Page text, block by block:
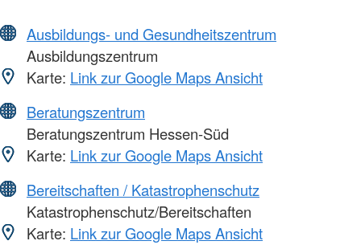
Ausbildungs- und Gesundheitszentrum
Ausbildungszentrum
Karte: Link zur Google Maps Ansicht
Beratungszentrum
Beratungszentrum Hessen-Süd
Karte: Link zur Google Maps Ansicht
Bereitschaften / Katastrophenschutz
Katastrophenschutz/Bereitschaften
Karte: Link zur Google Maps Ansicht